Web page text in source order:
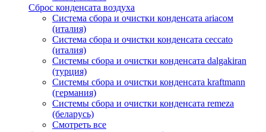
Сброс конденсата воздуха
Система сбора и очистки конденсата ariacом
(италия)
Система сбора и очистки конденсата ceccato
(италия)
Системы сбора и очистки конденсата dalgakiran
(турция)
Системы сбора и очистки конденсата kraftmann
(германия)
Системы сбора и очистки конденсата remeza
(беларусь)
Смотреть все